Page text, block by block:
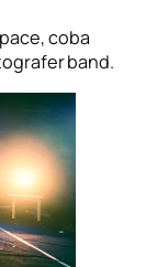
coba
band.